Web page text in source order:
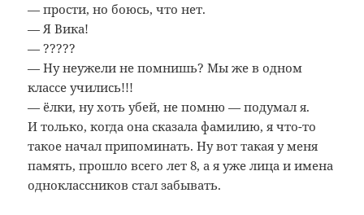
— прости, но боюсь, что нет.
— Я Вика!
— ?????
— Ну неужели не помнишь? Мы же в одном
классе учились!!!
— ёлки, ну хоть убей, не помню — подумал я.
И только, когда она сказала фамилию, я что-то
такое начал припоминать. Ну вот такая у меня
память, прошло всего лет 8, а я уже лица и имена
одноклассников стал забывать.